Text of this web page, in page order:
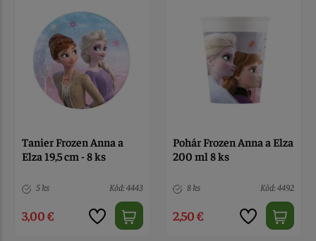
Tanier Frozen Anna a
Elza 19,5 cm - 8 ks
5 ks Kód: 4443
3,00 €
Pohár Frozen Anna a Elza
200 ml 8 ks
8 ks Kód: 4492
2,50 €